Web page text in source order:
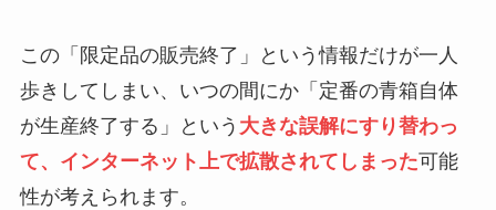
この「限定品の販売終了」という情報だけが一人
歩きしてしまい、いつの間にか「定番の青箱自体
が生産終了する」という 大きな誤解にすり替わっ
て、インターネット上で拡散されてしまった可能
性が考えられます。